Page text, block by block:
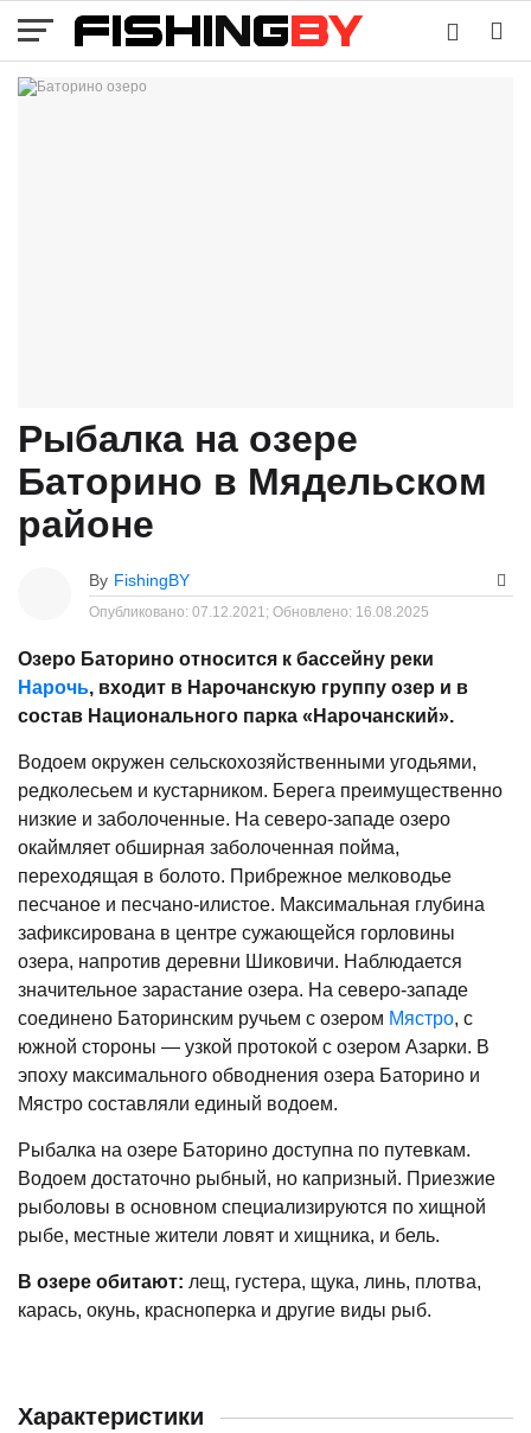
Рыбалка на озере
Баторино в Мядельском
районе
By FishingBY
Опубликовано: 07.12.2021; Обновлено: 16.08.2025
Озеро Баторино относится к бассейну реки
Нарочь, входит в Нарочанскую группу озер и в
состав Национального парка «Нарочанский».
Водоем окружен сельскохозяйственными угодьями,
редколесьем и кустарником. Берега преимущественно
низкие и заболоченные. На северо-западе озеро
окаймляет обширная заболоченная пойма,
переходящая в болото. Прибрежное мелководье
песчаное и песчано-илистое. Максимальная глубина
зафиксирована в центре сужающейся горловины
озера, напротив деревни Шиковичи. Наблюдается
значительное зарастание озера. На северо-западе
соединено Баторинским ручьем с озером Мястро, с
южной стороны — узкой протокой с озером Азарки. В
эпоху максимального обводнения озера Баторино и
Мястро составляли единый водоем.
Рыбалка на озере Баторино доступна по путевкам.
Водоем достаточно рыбный, но капризный. Приезжие
рыболовы в основном специализируются по хищной
рыбе, местные жители ловят и хищника, и бель.
В озере обитают: лещ, густера, щука, линь, плотва,
карась, окунь, красноперка и другие виды рыб.
Характеристики